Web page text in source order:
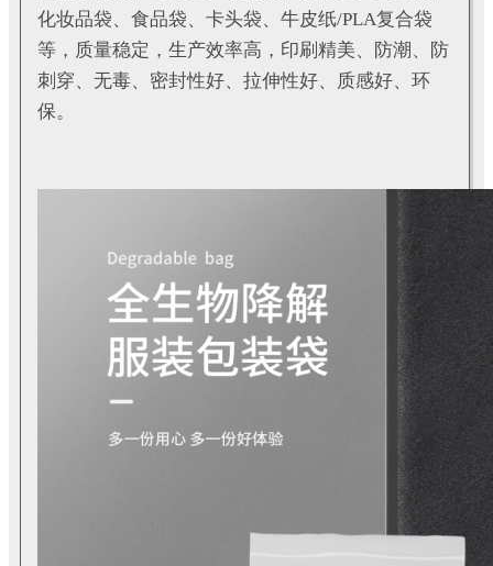
化妆品袋、食品袋、卡头袋、牛皮纸/PLA复合袋
等，质量稳定，生产效率高，印刷精美、防潮、防
刺穿、无毒、密封性好、拉伸性好、质感好、环
保。